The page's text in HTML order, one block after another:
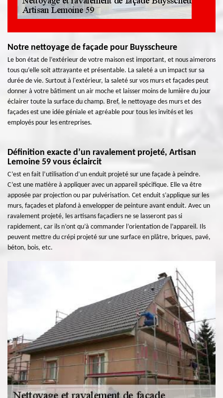
Notre nettoyage de façade pour Buysscheure
Le bon état de l’extérieur de votre maison est important, et nous aimerons
tous qu’elle soit attrayante et présentable. La saleté a un impact sur sa
durée de vie. Surtout à l'extérieur, la saleté sur vos murs et façades peut
donner à votre bâtiment un air moche et laisser moins de lumière du jour
éclairer toute la surface du champ. Bref, le nettoyage des murs et des
façades est une idée géniale et agréable pour tous les invités et les
employés pour les entreprises.
Définition exacte d’un ravalement projeté, Artisan
Lemoine 59 vous éclaircit
C’est en fait l’utilisation d’un enduit projeté sur une façade à peindre.
C’est une matière à appliquer avec un appareil spécifique. Elle va être
apposée par projection ou par pulvérisation. Cet enduit s’applique sur les
murs, façades et plafond à envelopper de peinture avant enduit. Avec un
ravalement projeté, les artisans façadiers ne se lasseront pas si
rapidement, car ils n’ont qu’à commander l’orientation de l’appareil. Ils
peuvent mettre du crépi projeté sur une surface en plâtre, briques, pavé,
béton, bois, etc.